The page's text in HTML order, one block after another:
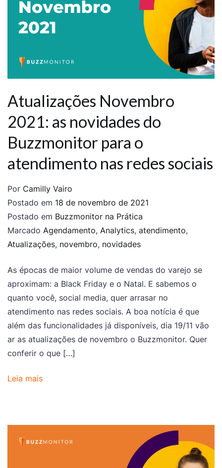
Atualizações Novembro
2021: as novidades do
Buzzmonitor para o
atendimento nas redes sociais
Por Camilly Vairo
Postado em 18 de novembro de 2021
Postado em Buzzmonitor na Prática
Marcado Agendamento, Analytics, atendimento,
Atualizações, novembro, novidades
As épocas de maior volume de vendas do varejo se
aproximam: a Black Friday e o Natal. E sabemos o
quanto você, social media, quer arrasar no
atendimento nas redes sociais. A boa notícia é que
além das funcionalidades já disponíveis, dia 19/11 vão
ar as atualizações de novembro o Buzzmonitor. Quer
conferir o que […]
Leia mais